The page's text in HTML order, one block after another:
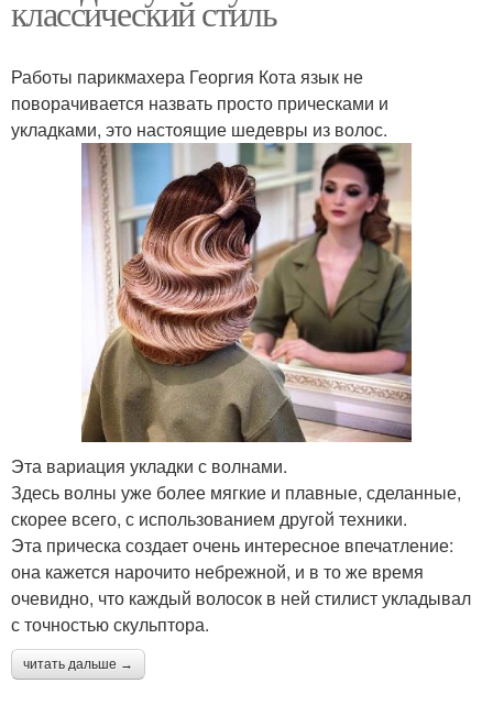
классический стиль
Работы парикмахера Георгия Кота язык не
поворачивается назвать просто прическами и
укладками, это настоящие шедевры из волос.
Эта вариация укладки с волнами.
Здесь волны уже более мягкие и плавные, сделанные,
скорее всего, с использованием другой техники.
Эта прическа создает очень интересное впечатление:
она кажется нарочито небрежной, и в то же время
очевидно, что каждый волосок в ней стилист укладывал
с точностью скульптора.
читать дальше →